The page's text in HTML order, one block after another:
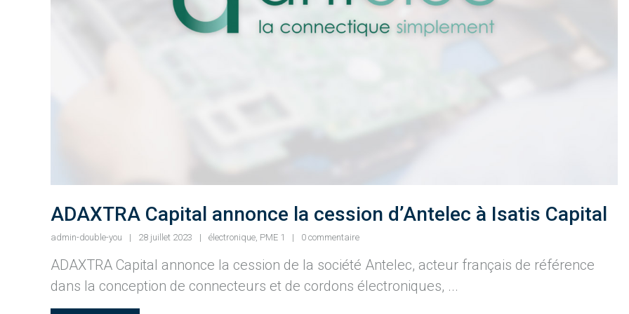
ADAXTRA Capital annonce la cession d’Antelec à Isatis Capital
admin-double-you 28 juillet 2023 électronique, PME 1 0 commentaire
ADAXTRA Capital annonce la cession de la société Antelec, acteur français de référence
dans la conception de connecteurs et de cordons électroniques, ...